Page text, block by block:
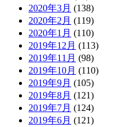
2020年3月 (138)
2020年2月 (119)
2020年1月 (110)
2019年12月 (113)
2019年11月 (98)
2019年10月 (110)
2019年9月 (105)
2019年8月 (121)
2019年7月 (124)
2019年6月 (121)